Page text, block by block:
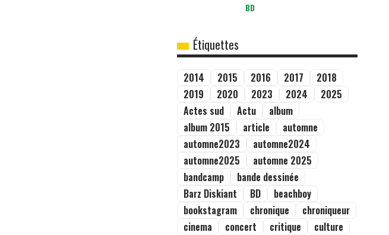
BD
Étiquettes
2014 2015 2016 2017
2018
2019
2020 2023 2024
2025
Actes sud
Actu
album
album 2015
article
automne
automne2023
automne2024
automne2025
automne 2025
bandcamp
bande dessinée
Barz Diskiant
BD
beachboy
bookstagram
chronique
chroniqueur
cinema
concert critique
culture